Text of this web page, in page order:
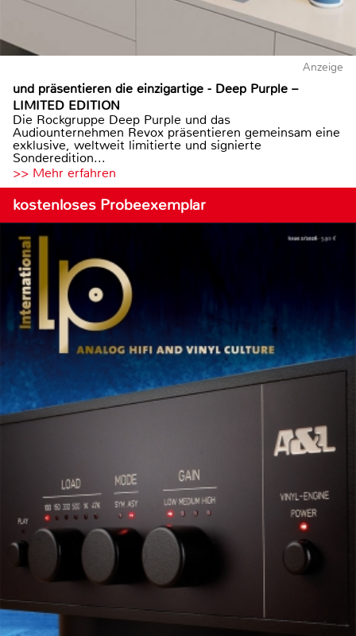
Anzeige
und präsentieren die einzigartige - Deep Purple –
LIMITED EDITION
Die Rockgruppe Deep Purple und das
Audiounternehmen Revox präsentieren gemeinsam eine
exklusive, weltweit limitierte und signierte
Sonderedition...
>> Mehr erfahren
kostenloses Probeexemplar